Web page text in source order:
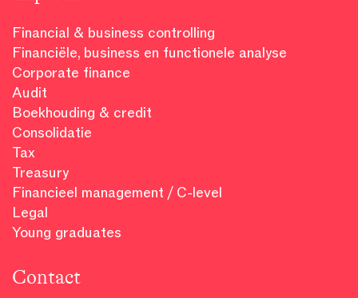
Financial & business controlling
Financiële, business en functionele analyse
Corporate finance
Audit
Boekhouding & credit
Consolidatie
Tax
Treasury
Financieel management / C-level
Legal
Young graduates
Contact